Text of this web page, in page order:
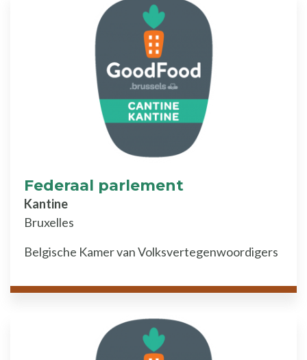
Federaal parlement
Kantine
Bruxelles
Belgische Kamer van Volksvertegenwoordigers